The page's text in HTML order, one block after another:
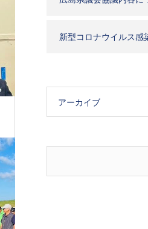
新型コロナウイルス感
アーカイブ